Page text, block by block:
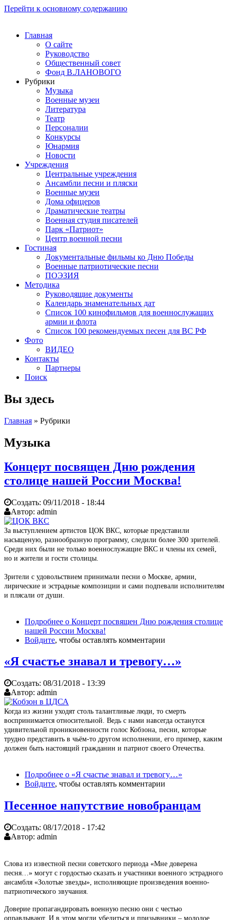
Перейти к основному содержанию
Главная
О сайте
Руководство
Общественный совет
Фонд В.ЛАНОВОГО
Рубрики
Музыка
Военные музеи
Литература
Театр
Персоналии
Конкурсы
Юнармия
Новости
Учреждения
Центральные учреждения
Ансамбли песни и пляски
Военные музеи
Дома офицеров
Драматические театры
Военная студия писателей
Парк «Патриот»
Центр военной песни
Гостиная
Документальные фильмы ко Дню Победы
Военные патриотические песни
ПОЭЗИЯ
Методика
Руководящие документы
Календарь знаменательных дат
Список 100 кинофильмов для военнослужащих
армии и флота
Список 100 рекомендуемых песен для ВС РФ
Фото
ВИДЕО
Контакты
Партнеры
Поиск
Вы здесь
Главная » Рубрики
Музыка
Концерт посвящен Дню рождения
столице нашей России Москва!
Создать: 09/11/2018 - 18:44
Автор: admin
За выступлением артистов ЦОК ВКС, которые представили
насыщеную, разнообразную программу, следили более 300 зрителей.
Среди них были не только военнослужащие ВКС и члены их семей,
но и жители и гости столицы.
Зрители с удовольствием принимали песни о Москве, армии,
лирические и эстрадные композиции и сами подпевали исполнителям
и плясали от души.
Подробнее о Концерт посвящен Дню рождения столице
нашей России Москва!
Войдите, чтобы оставлять комментарии
«Я счастье знавал и тревогу…»
Создать: 08/31/2018 - 13:39
Автор: admin
Когда из жизни уходят столь талантливые люди, то смерть
воспринимается относительной. Ведь с нами навсегда останутся
удивительной проникновенности голос Кобзона, песни, которые
трудно представить в чьём-то другом исполнении, его пример, каким
должен быть настоящий гражданин и патриот своего Отечества.
Подробнее о «Я счастье знавал и тревогу…»
Войдите, чтобы оставлять комментарии
Песенное напутствие новобранцам
Создать: 08/17/2018 - 17:42
Автор: admin
Слова из известной песни советского периода «Мне доверена
песня…» могут с гордостью сказать и участники военного эстрадного
ансамбля «Золотые звезды», исполняющие произведения военно-
патриотического звучания.
Доверие пропагандировать военную песню они с честью
оправдывают. И в этом могли убедиться и призывники – молодое